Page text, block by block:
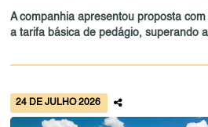
A companhia apresentou proposta
a tarifa básica de pedágio, superando
24 DE JULHO 2026